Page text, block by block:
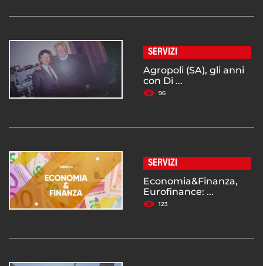
SERVIZI
Agropoli (SA), gli anni
con Di ...
96
SERVIZI
Economia&Finanza,
Eurofinance: ...
123